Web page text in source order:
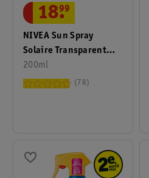
NIVEA Sun Spray
Solaire Transparent
Protect & Dry Touch
FPS30
200ml
18.
99
78